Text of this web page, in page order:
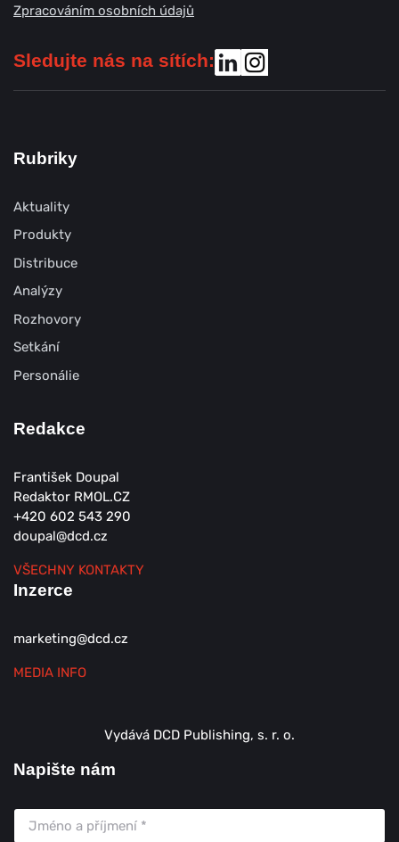
Zpracováním osobních údajů
Sledujte nás na sítích:
Rubriky
Aktuality
Produkty
Distribuce
Analýzy
Rozhovory
Setkání
Personálie
Redakce
František Doupal
Redaktor RMOL.CZ
+420 602 543 290
doupal@dcd.cz
VŠECHNY KONTAKTY
Inzerce
marketing@dcd.cz
MEDIA INFO
Vydává DCD Publishing, s. r. o.
Napište nám